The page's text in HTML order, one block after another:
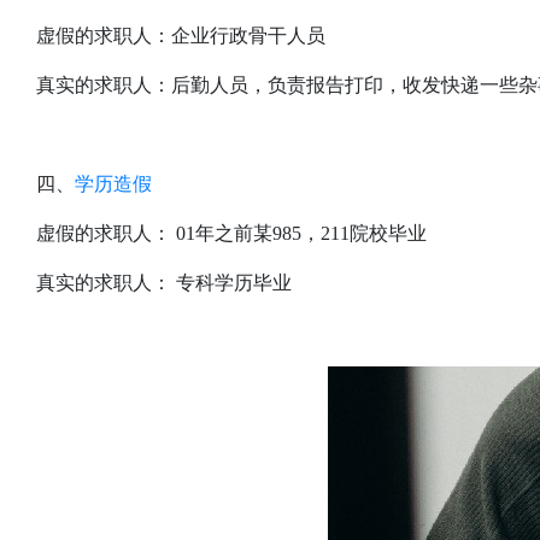
虚假的求职人：企业行政骨干人员
真实的求职人：后勤人员，负责报告打印，收发快递一些
四、 学历造假
虚假的求职人： 01年之前某985，211院校毕业
真实的求职人： 专科学历毕业